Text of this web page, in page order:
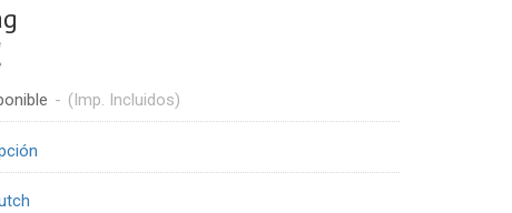
- (Imp. Incluidos)